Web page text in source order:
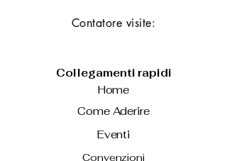
Contatore visite:
Collegamenti rapidi
Home
Come Aderire
Eventi
Convenzioni